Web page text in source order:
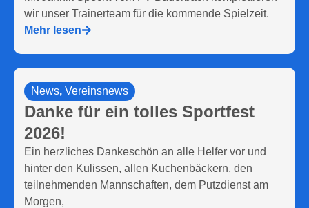
wir unser Trainerteam für die kommende Spielzeit.
Mehr lesen
News, Vereinsnews
Danke für ein tolles Sportfest
2026!
Ein herzliches Dankeschön an alle Helfer vor und
hinter den Kulissen, allen Kuchenbäckern, den
teilnehmenden Mannschaften, dem Putzdienst am
Morgen,